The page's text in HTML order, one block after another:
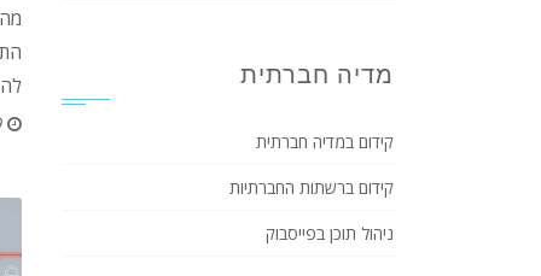
מדיה חברתית
קידום במדיה חברתית
קידום ברשתות החברתיות
ניהול תוכן בפייסבוק